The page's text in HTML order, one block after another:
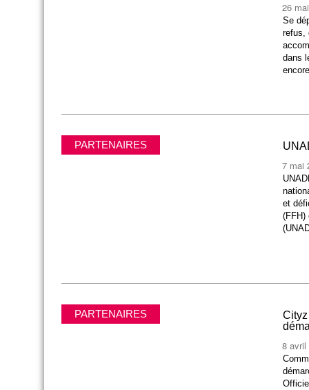
26
Se
refus,
dans
PARTENAIRES
7 mai
et
(FFH)
PARTENAIRES
8 avril